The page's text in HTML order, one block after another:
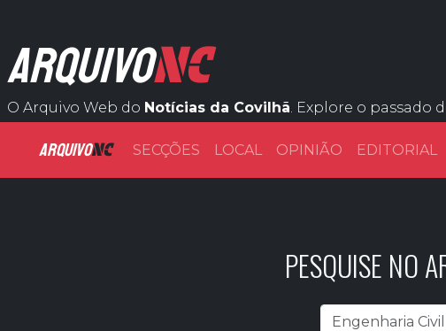
ARQUIVONC
O Arquivo Web do Notícias da Covilhã. Explore o passado
ARQUIVONC SECÇÕES LOCAL OPINIÃO EDITORIAL
PESQUISE NO